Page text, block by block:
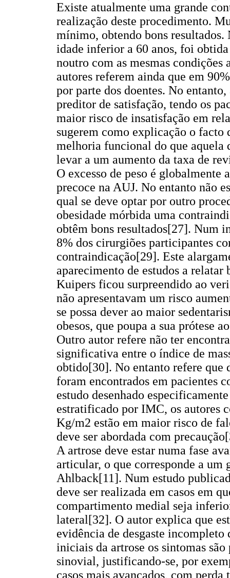
Existe atualmente uma grande
realização deste procedimento.
mínimo, obtendo bons
idade inferior a 60 anos, foi
noutro com as mesmas condições
autores referem ainda que em
por parte dos doentes. No
preditor de satisfação, tendo os
maior risco de insatisfação em
sugerem como explicação o facto
melhoria funcional do que aquela
levar a um aumento da taxa de
O excesso de peso é
precoce na AUJ. No entanto não
qual se deve optar por outro
obesidade mórbida uma
obtêm bons resultados[27]. Num
8% dos cirurgiões participantes
contraindicação[29]. Este
aparecimento de estudos a relatar
Kuipers ficou surpreendido ao
não apresentavam um risco
se possa dever ao maior
obesos, que poupa a sua prótese
Outro autor refere não ter
significativa entre o índice de
obtido[30]. No entanto refere que
foram encontrados em pacientes
estudo desenhado
estratificado por IMC, os autores
Kg/m2 estão em maior risco de
deve ser abordada com
A artrose deve estar numa fase
articular, o que corresponde a um
Ahlback[11]. Num estudo
deve ser realizada em casos em
compartimento medial seja
lateral[32]. O autor explica que
evidência de desgaste
iniciais da artrose os sintomas
sinovial, justificando-se, por
casos mais avançados, com